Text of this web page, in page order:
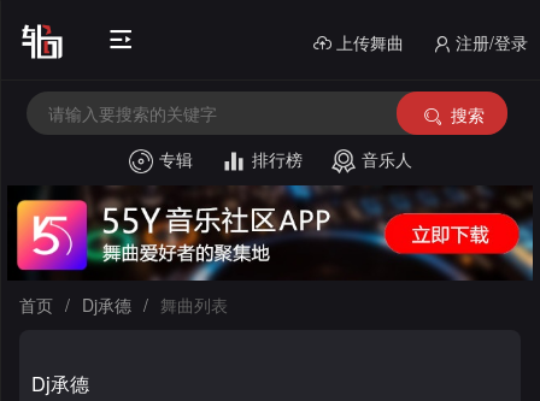
上传舞曲 注册/登录
搜索
专辑
排行榜 音乐人
音
中
首页 / Dj承德 / 舞曲列表
Dj承德